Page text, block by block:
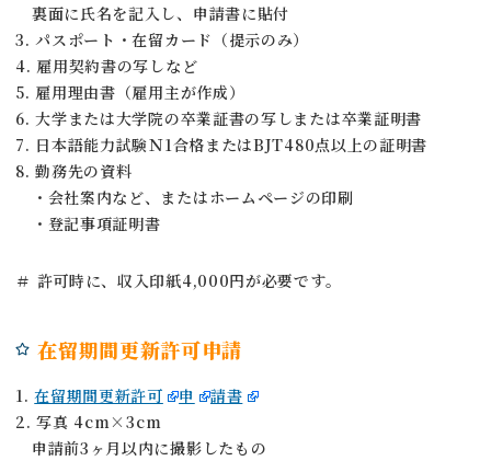
裏面に氏名を記入し、申請書に貼付
3. パスポート・在留カード（提示のみ）
4. 雇用契約書の写しなど
5. 雇用理由書（雇用主が作成）
6. 大学または大学院の卒業証書の写しまたは卒業証明書
7. 日本語能力試験Ｎ1合格またはBJT480点以上の証明書
8. 勤務先の資料
・会社案内など、またはホームページの印刷
・登記事項証明書
＃ 許可時に、収入印紙4,000円が必要です。
在留期間更新許可申請
1.在留期間更新許可 申
請書
2. 写真 4cm×3cm
申請前3ヶ月以内に撮影したもの